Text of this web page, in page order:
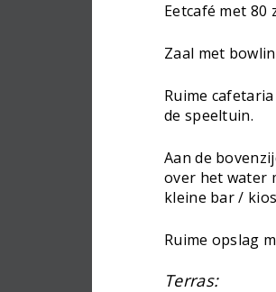
Eetcafé met
Zaal met
Ruime
de speeltuin.
Aan de
over het water
kleine bar /
Ruime opslag
Terras: